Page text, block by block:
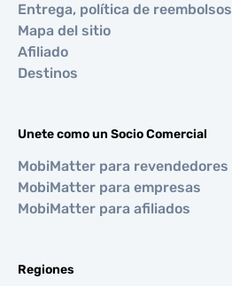
Entrega, política de reembolsos
Mapa del sitio
Afiliado
Destinos
Unete como un Socio Comercial
MobiMatter para revendedores
MobiMatter para empresas
MobiMatter para afiliados
Regiones